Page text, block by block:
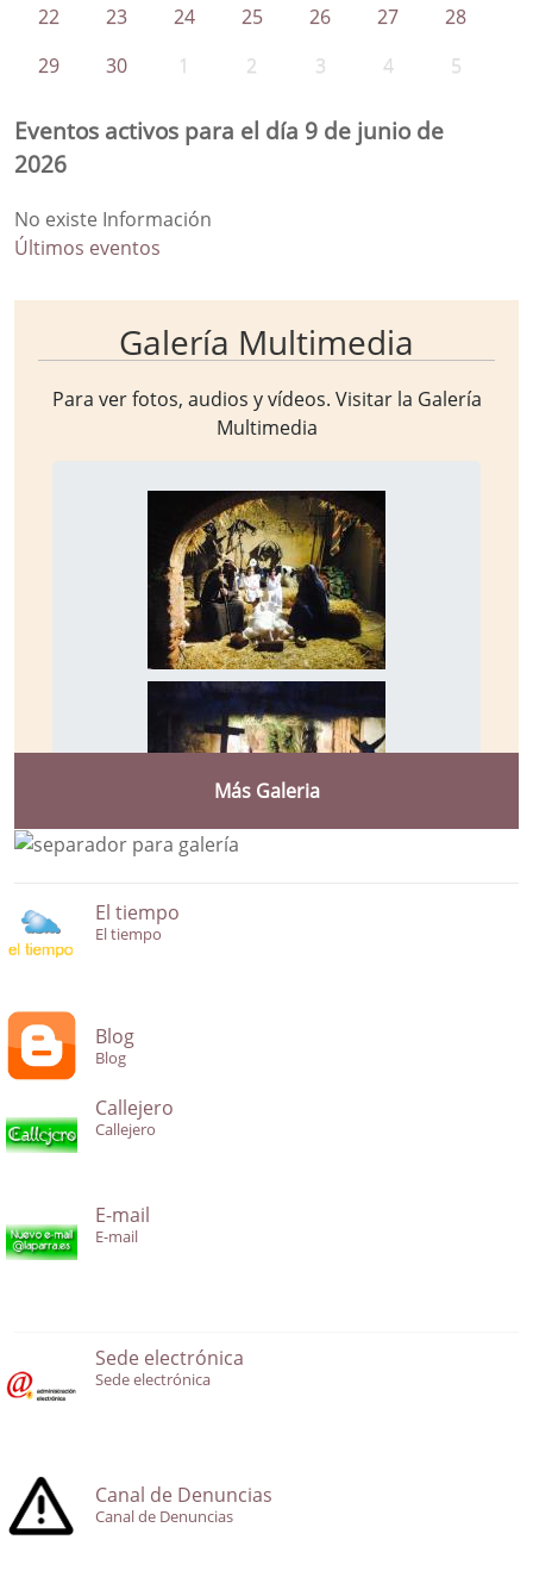
22 23 24 25 26 27
28
29
30 1 2 3 4 5
Eventos activos para el día 9 de junio de
2026
No existe Información
Últimos eventos
Galería Multimedia
Para ver fotos, audios y vídeos. Visitar la Galería
Multimedia
Más Galeria
El tiempo
El tiempo
Blog
Blog
Callejero
Callejero
E-mail
E-mail
Sede electrónica
Sede electrónica
Canal de Denuncias
Canal de Denuncias